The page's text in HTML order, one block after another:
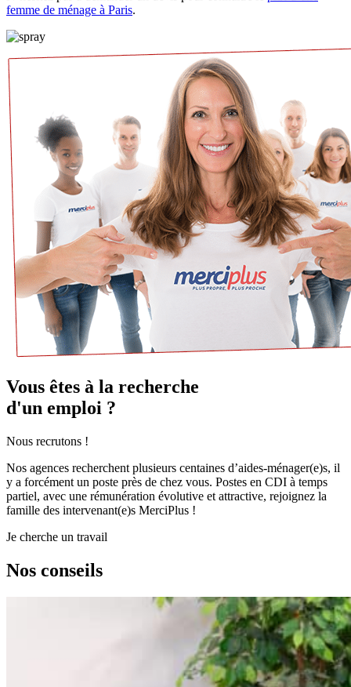
femme de ménage à Paris.
Vous êtes à la recherche
d'un emploi ?
Nous recrutons !
Nos agences recherchent plusieurs centaines d’aides-ménager(e)s, il
y a forcément un poste près de chez vous. Postes en CDI à temps
partiel, avec une rémunération évolutive et attractive, rejoignez la
famille des intervenant(e)s MerciPlus !
Je cherche un travail
Nos conseils